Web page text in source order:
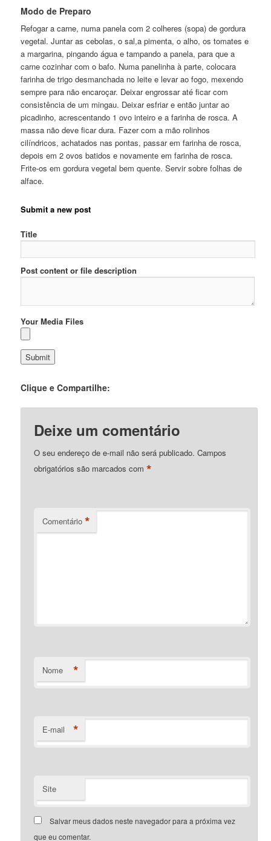
Modo de Preparo
Refogar a carne, numa panela com 2 colheres (sopa) de gordura
vegetal. Juntar as cebolas, o sal,a pimenta, o alho, os tomates e
a margarina, pingando água e tampando a panela, para que a
carne cozinhar com o bafo. Numa panelinha à parte, colocara
farinha de trigo desmanchada no leite e levar ao fogo, mexendo
sempre para não encaroçar. Deixar engrossar até ficar com
consistência de um mingau. Deixar esfriar e então juntar ao
picadinho, acrescentando 1 ovo inteiro e a farinha de rosca. A
massa não deve ficar dura. Fazer com a mão rolinhos
cilíndricos, achatados nas pontas, passar em farinha de rosca,
depois em 2 ovos batidos e novamente em farinha de rosca.
Frite-os em gordura vegetal bem quente. Servir sobre folhas de
alface.
Submit a new post
Title
Post content or file description
Your Media Files
Clique e Compartilhe:
Deixe um comentário
O seu endereço de e-mail não será publicado. Campos
obrigatórios são marcados com*
Comentário *
Nome *
E-mail *
Site
Salvar meus dados neste navegador para a próxima vez
que eu comentar.